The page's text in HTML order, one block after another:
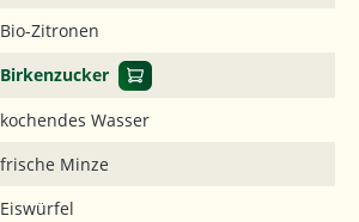
Bio-Zitronen
Birkenzucker
kochendes Wasser
frische Minze
Eiswürfel